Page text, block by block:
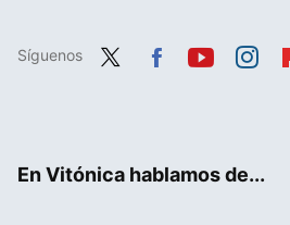
Síguenos
En Vitónica hablamos de...